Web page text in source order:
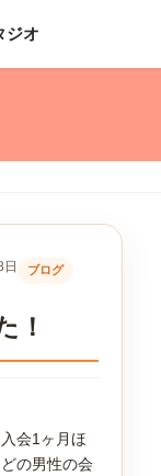
ブログ
！
入会1ヶ月ほ
どの男性の会